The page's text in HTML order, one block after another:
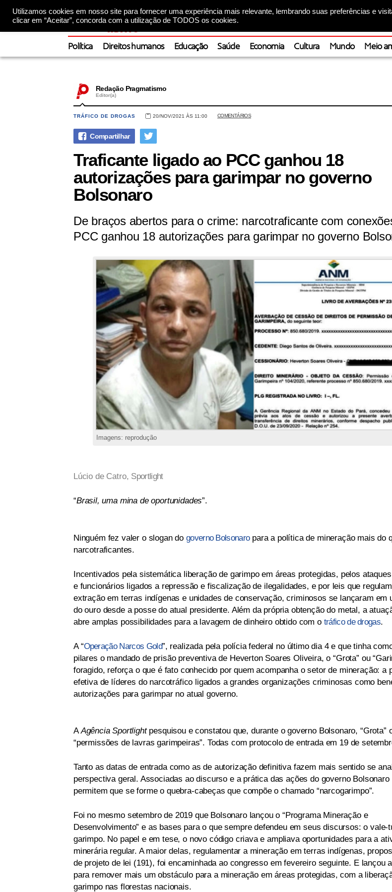
Utilizamos cookies em nosso site para fornecer uma experiência mais relevante, lembrando suas preferências e
clicar em “Aceitar”, concorda com a utilização de TODOS os cookies.
Política Direitos humanos Educação Saúde Economia Cultura Mundo Meio
Redação Pragmatismo
Editor(a)
TRÁFICO DE DROGAS 20/NOV/2021 ÀS 11:00 COMENTÁRIOS
Traficante ligado ao PCC ganhou 18
autorizações para garimpar no governo
Bolsonaro
De braços abertos para o crime: narcotraficante com
PCC ganhou 18 autorizações para garimpar no governo
Imagens: reprodução
Lúcio de Catro, Sportlight
“Brasil, uma mina de oportunidades”.
Ninguém fez valer o slogan do governo Bolsonaropara a política de mineração mais do
narcotraficantes.
Incentivados pela sistemática liberação de garimpo em áreas protegidas, pelos
e funcionários ligados a repressão e fiscalização de ilegalidades, e por leis que
extração em terras indígenas e unidades de conservação, criminosos se lançaram em
do ouro desde a posse do atual presidente. Além da própria obtenção do metal, a
abre amplas possibilidades para a lavagem de dinheiro obtido com o tráfico de drogas.
A “Operação Narcos Gold”, realizada pela polícia federal no último dia 4 e que tinha
pilares o mandado de prisão preventiva de Heverton Soares Oliveira, o “Grota” ou
foragido, reforça o que é fato conhecido por quem acompanha o setor de mineração: a
efetiva de líderes do narcotráfico ligados a grandes organizações criminosas como
autorizações para garimpar no atual governo.
A Agência Sportlightpesquisou e constatou que, durante o governo Bolsonaro, “Grota”
“permissões de lavras garimpeiras”. Todas com protocolo de entrada em 19 de
Tanto as datas de entrada como as de autorização definitiva fazem mais sentido se
perspectiva geral. Associadas ao discurso e a prática das ações do governo Bolsonaro
permitem que se forme o quebra-cabeças que compõe o chamado “narcogarimpo”.
Foi no mesmo setembro de 2019 que Bolsonaro lançou o “Programa Mineração e
Desenvolvimento” e as bases para o que sempre defendeu em seus discursos: o vale-
garimpo. No papel e em tese, o novo código criava e ampliava oportunidades para a
minerária regular. A maior delas, regulamentar a mineração em terras indígenas,
de projeto de lei (191), foi encaminhada ao congresso em fevereiro seguinte. E lançou
para remover mais um obstáculo para a mineração em áreas protegidas, com a
garimpo nas florestas nacionais.